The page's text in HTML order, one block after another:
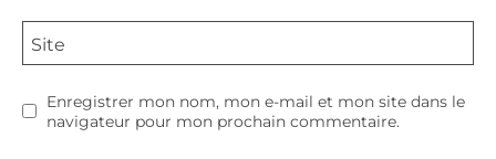
Site
Enregistrer mon nom, mon e-mail et mon site dans le
navigateur pour mon prochain commentaire.